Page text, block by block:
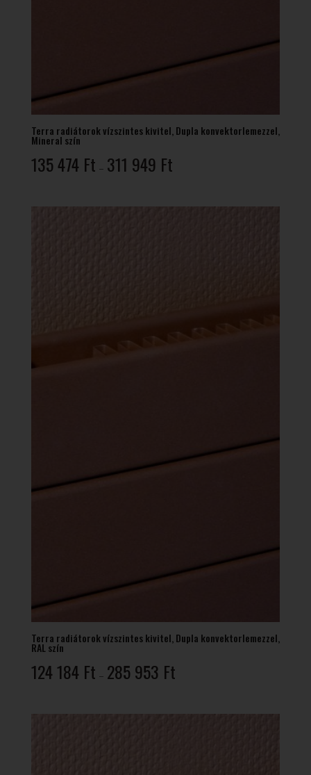
Terra radiátorok vízszintes kivitel, Dupla konvektorlemezzel,
Mineral szín
135 474 Ft – 311 949 Ft135
-
Terra radiátorok vízszintes kivitel, Dupla konvektorlemezzel,
RAL szín
124 184 Ft – 285 953 Ft124